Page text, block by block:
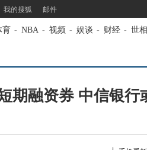
我的搜狐 邮件
育 - NBA - 视频 - 娱谈 - 财经 - 世相
期融资券 中信银行